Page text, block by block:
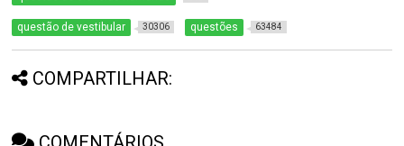
questão de vestibular 30306 questões 63484
COMPARTILHAR: